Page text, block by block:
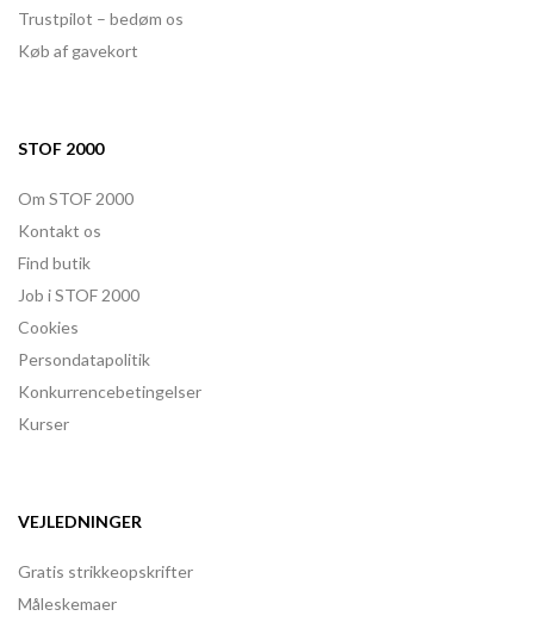
Trustpilot – bedøm os
Køb af gavekort
STOF 2000
Om STOF 2000
Kontakt os
Find butik
Job i STOF 2000
Cookies
Persondatapolitik
Konkurrencebetingelser
Kurser
VEJLEDNINGER
Gratis strikkeopskrifter
Måleskemaer